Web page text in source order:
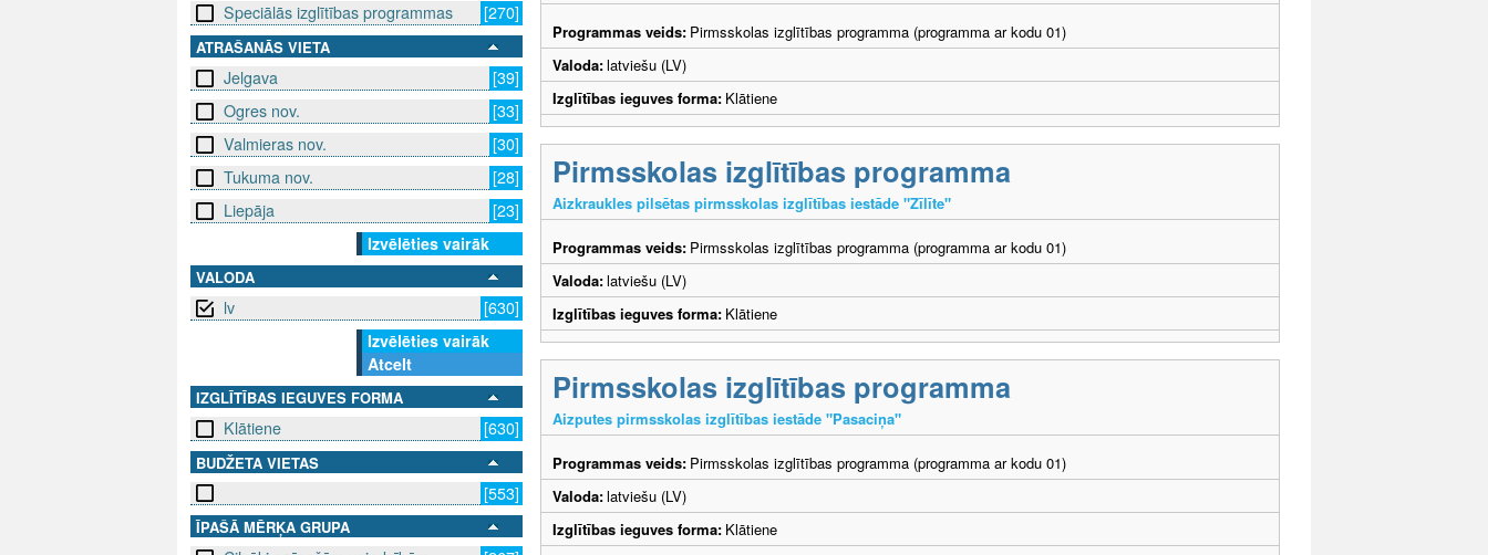
Speciālās izglītības programmas
[270]
ATRAŠANĀS VIETA
Jelgava
[39]
Ogres nov.
[33]
Valmieras nov.
[30]
Tukuma nov.
[28]
Liepāja
[23]
Izvēlēties vairāk
VALODA
lv
[630]
Izvēlēties vairāk
Atcelt
IZGLĪTĪBAS IEGUVES FORMA
Klātiene [630]
BUDŽETA VIETAS
[553]
ĪPAŠĀ MĒRĶA GRUPA
Programmas veids: Pirmsskolas izglītības programma (programma ar kodu 01)
Valoda:latviešu (LV)
Izglītības ieguves forma: Klātiene
Pirmsskolas izglītības programma
Aizkraukles pilsētas pirmsskolas izglītības iestāde "Zīlīte"
Programmas veids: Pirmsskolas izglītības programma (programma ar kodu 01)
Valoda:latviešu (LV)
Izglītības ieguves forma: Klātiene
Pirmsskolas izglītības programma
Aizputes pirmsskolas izglītības iestāde "Pasaciņa"
Programmas veids: Pirmsskolas izglītības programma (programma ar kodu 01)
Valoda:latviešu (LV)
Izglītības ieguves forma: Klātiene